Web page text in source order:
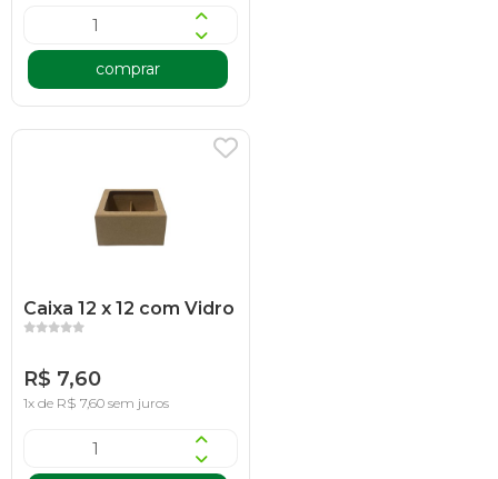
comprar
Caixa 12 x 12 com Vidro
R$ 7,60
1x de R$ 7,60 sem juros